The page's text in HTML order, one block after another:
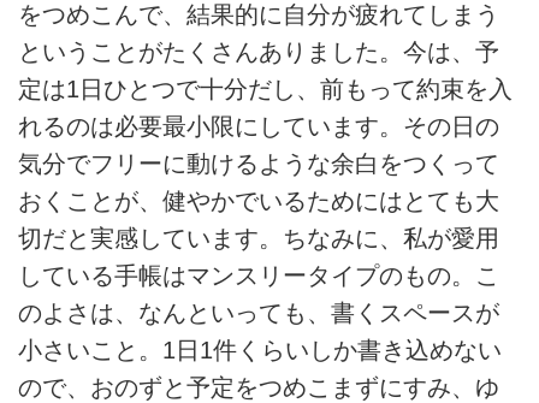
をつめこんで、結果的に自分が疲れてしまう
ということがたくさんありました。今は、予
定は1日ひとつで十分だし、前もって約束を入
れるのは必要最小限にしています。その日の
気分でフリーに動けるような余白をつくって
おくことが、健やかでいるためにはとても大
切だと実感しています。ちなみに、私が愛用
している手帳はマンスリータイプのもの。こ
のよさは、なんといっても、書くスペースが
小さいこと。1日1件くらいしか書き込めない
ので、おのずと予定をつめこまずにすみ、ゆ